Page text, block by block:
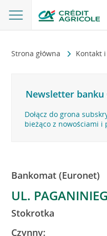
Strona główna Kontakt
Newsletter banku
Dołącz do grona
bieżąco z nowościami i
Bankomat (Euronet)
UL.
Stokrotka
Czynny: